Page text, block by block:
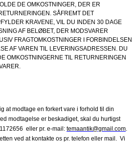
DE OMKOSTNINGER, DER ER
SÅFREMT DET
KRAVENE, VIL DU INDEN 30 DAGE
AF BELØBET, DER MODSVARER
FRAGTOMKOSTNINGER I FORBINDELSEN
AF VAREN TIL LEVERINGSADRESSEN. DU
OMKOSTNINGERNE TIL RETURNERINGEN
at modtage en forkert vare i forhold til din
modtagelse er beskadiget, skal du hurtigst
eller pr. e-mail: temaantik@gmail.com.
ved at kontakte os pr. telefon eller mail. Vi